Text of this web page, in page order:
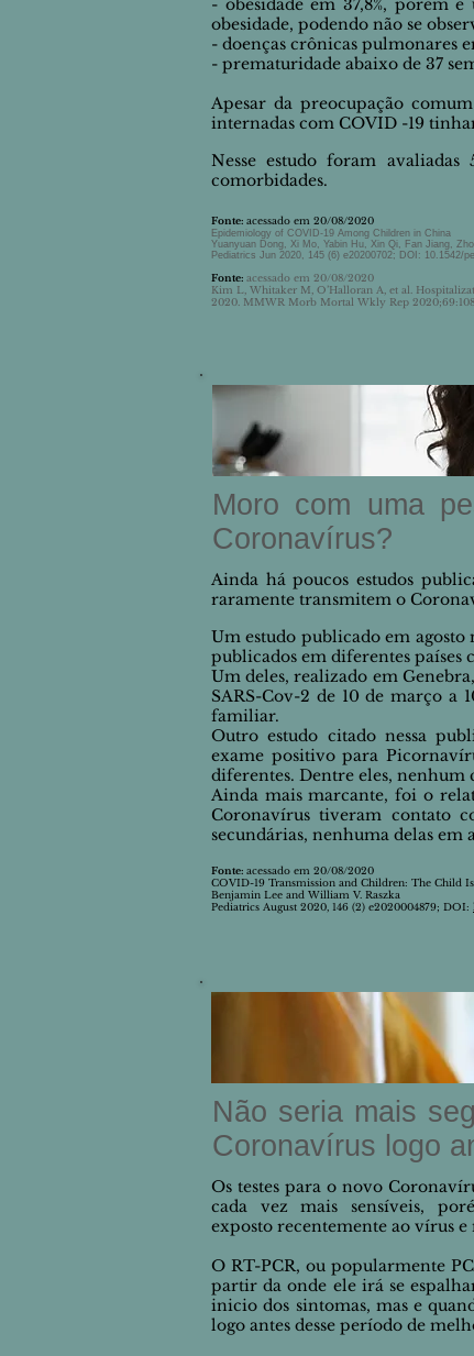
- obesidade em 37,8%, porém
obesidade, podendo não se
- doenças crônicas pulmonares
- prematuridade abaixo de 37
Apesar da preocupação
internadas com COVID -19
Nesse estudo foram
comorbidades.
Fonte: acessado em 20/08/2020
Epidemiology of COVID-19 Among Children in China
Yuanyuan Dong, Xi Mo, Yabin Hu, Xin Qi, Fan Jiang,
Pediatrics Jun 2020, 145 (6) e20200702; DOI: 10.1542/
Fonte: acessado em 20/08/2020
Kim L, Whitaker M, O’Halloran A, et al.
2020. MMWR Morb Mortal Wkly Rep
Moro com uma
Coronavírus?
Ainda há poucos estudos
raramente transmitem o
Um estudo publicado em agosto
publicados em diferentes países
Um deles, realizado em
SARS-Cov-2 de 10 de março a
familiar.
Outro estudo citado nessa
exame positivo para
diferentes. Dentre eles, nenhum
Ainda mais marcante, foi o
Coronavírus tiveram contato
secundárias, nenhuma delas
Fonte: acessado em 20/08/2020
COVID-19 Transmission and Children: The Child
Benjamin Lee and William V. Raszka
Pediatrics August 2020, 146 (2) e2020004879; DOI:
Não seria mais
Coronavírus logo
Os testes para o novo
cada vez mais sensíveis,
exposto recentemente ao vírus
O RT-PCR, ou popularmente
partir da onde ele irá se
inicio dos sintomas, mas e
logo antes desse período de